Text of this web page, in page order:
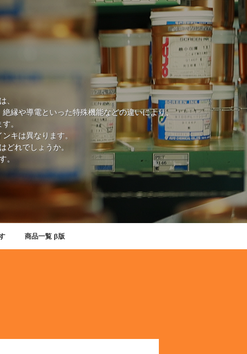
、
縁や導電といった特殊機能などの違いにより、
す。
ンキは異なります。
どれでしょうか。
。
商品一覧 β版